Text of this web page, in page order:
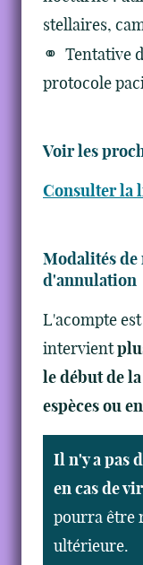
stellaires,
Tentative
protocole
Voir les
Consulter la
Modalités de
d'annulation
L'acompte
intervient
le début de
espèces ou
Il n'y a pas
en cas de
pourra être
ultérieure.